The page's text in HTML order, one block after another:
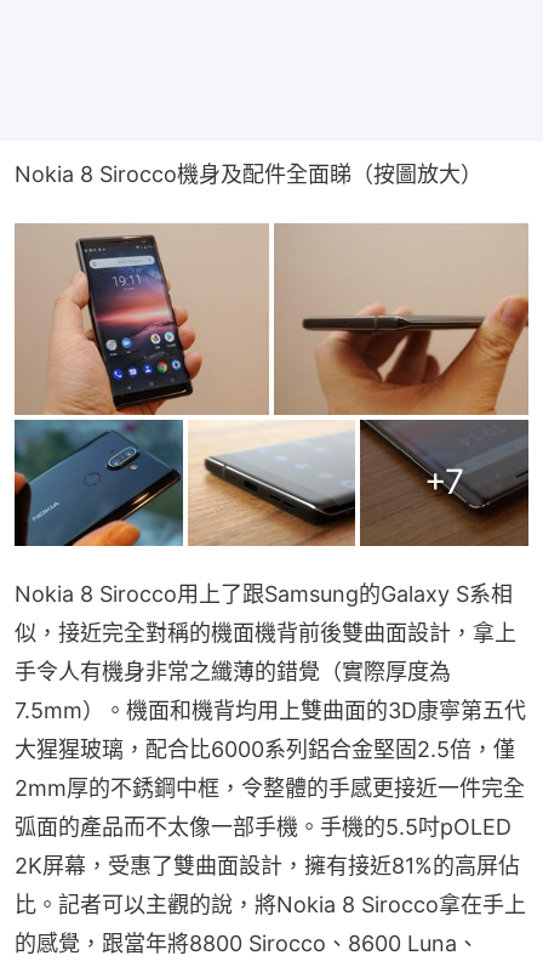
Nokia 8 Sirocco機身及配件全面睇（按圖放大）
+7
Nokia 8 Sirocco用上了跟Samsung的Galaxy S系相
似，接近完全對稱的機面機背前後雙曲面設計，拿上
手令人有機身非常之纖薄的錯覺（實際厚度為
7.5mm）。機面和機背均用上雙曲面的3D康寧第五代
大猩猩玻璃，配合比6000系列鋁合金堅固2.5倍，僅
2mm厚的不銹鋼中框，令整體的手感更接近一件完全
弧面的產品而不太像一部手機。手機的5.5吋pOLED
2K屏幕，受惠了雙曲面設計，擁有接近81%的高屏佔
比。記者可以主觀的說，將Nokia 8 Sirocco拿在手上
的感覺，跟當年將8800 Sirocco、8600 Luna、